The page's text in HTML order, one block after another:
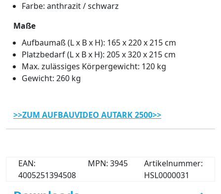
Farbe: anthrazit / schwarz
Maße
Aufbaumaß (L x B x H): 165 x 220 x 215 cm
Platzbedarf (L x B x H): 205 x 320 x 215 cm
Max. zulässiges Körpergewicht: 120 kg
Gewicht: 260 kg
>>ZUM AUFBAUVIDEO AUTARK 2500>>
EAN:
4005251394508
MPN: 3945
Artikelnummer:
HSL0000031